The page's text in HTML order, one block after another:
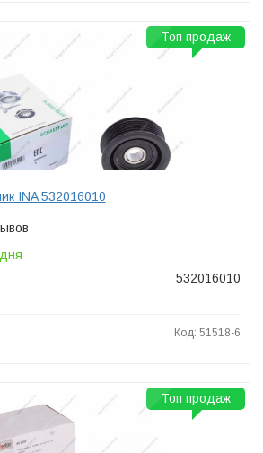
INA 532016010
532016010
Код: 51518-6
Топ продаж
Топ продаж